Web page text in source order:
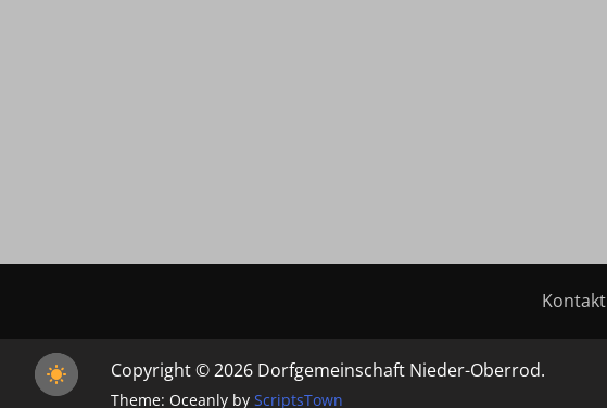
Kontakt
Copyright © 2026 Dorfgemeinschaft Nieder-Oberrod.
Theme: Oceanly by ScriptsTown